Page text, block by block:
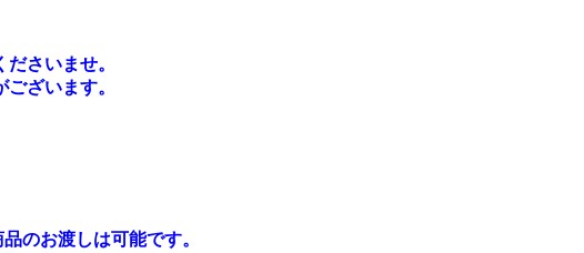
さいませ。
ざいます。
のお渡しは可能です。